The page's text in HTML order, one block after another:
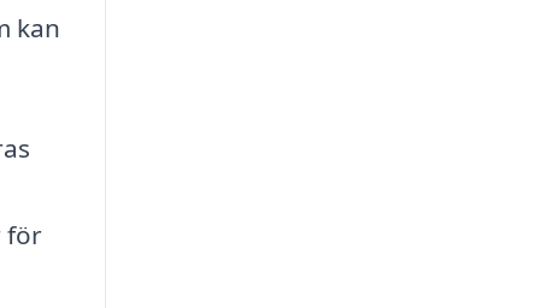
kan
för